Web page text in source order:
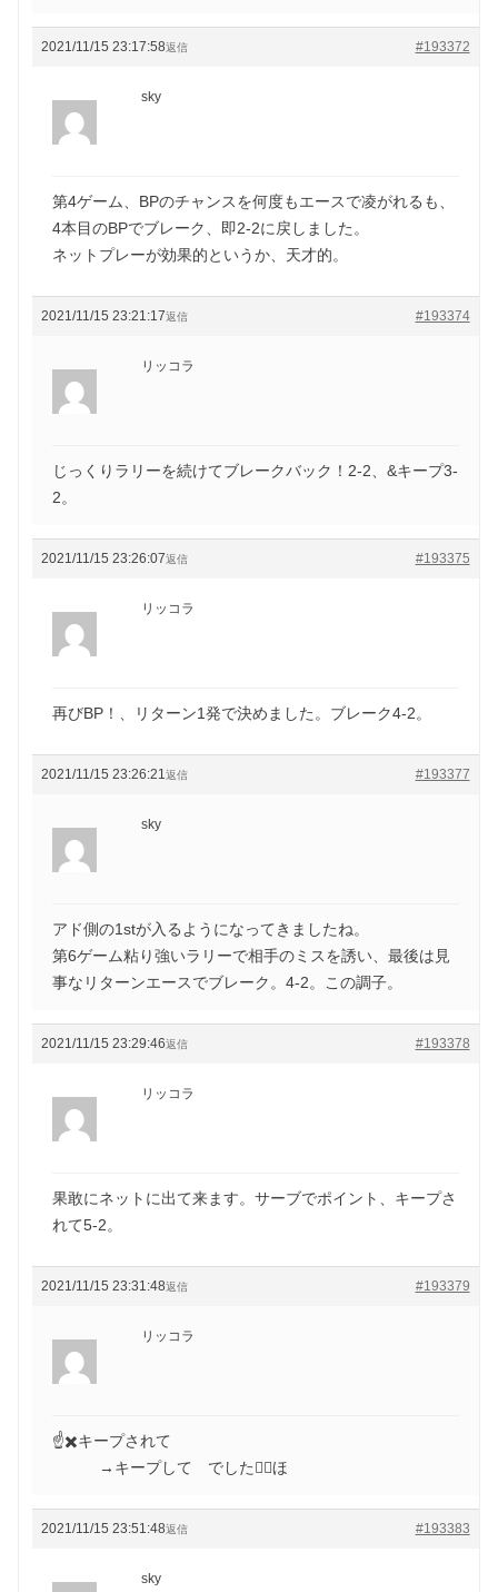
2021/11/15 23:17:58 #193372
返信
sky
第4ゲーム、BPのチャンスを何度もエースで凌がれるも、
4本目のBPでブレーク、即2-2に戻しました。
ネットプレーが効果的というか、天才的。
2021/11/15 23:21:17 #193374
返信
リッコラ
じっくりラリーを続けてブレークバック！2-2、&キープ3-
2。
2021/11/15 23:26:07 #193375
返信
リッコラ
再びBP！、リターン1発で決めました。ブレーク4-2。
2021/11/15 23:26:21 #193377
返信
sky
アド側の1stが入るようになってきましたね。
第6ゲーム粘り強いラリーで相手のミスを誘い、最後は見
事なリターンエースでブレーク。4-2。この調子。
2021/11/15 23:29:46 #193378
返信
リッコラ
果敢にネットに出て来ます。サーブでポイント、キープさ
れて5-2。
2021/11/15 23:31:48 #193379
返信
リッコラ
☝️✖️キープされて
→キープして でした🙇‍♀️ほ
2021/11/15 23:51:48 #193383
返信
sky